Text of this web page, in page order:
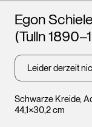
Schwarze Kreide,
44,1×30,2 cm
Künstler*innen
Egon
(Tulln
Leider derzeit